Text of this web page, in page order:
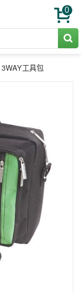
0
壓著鉗
起子工具
手鉗工具
放大工具
精密鑷子
電動工具
電磨/電鑽組
烙鐵頭
三用電錶
通訊儀器
環境儀錶
各式鉤錶
驗電筆
A+B 組合
初階款8+
中階款12＋
高階挑戰款
課程教材
編程系列
報價諮詢
訂單查詢
售後服務
聯絡客服
科玩補件
舊換新方案
新品上市
工具組合
家用網路
工具包